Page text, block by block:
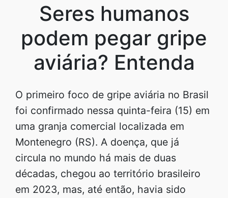
Seres humanos
podem pegar gripe
aviária? Entenda
O primeiro foco de gripe aviária no Brasil
foi confirmado nessa quinta-feira (15) em
uma granja comercial localizada em
Montenegro (RS). A doença, que já
circula no mundo há mais de duas
décadas, chegou ao território brasileiro
em 2023, mas, até então, havia sido